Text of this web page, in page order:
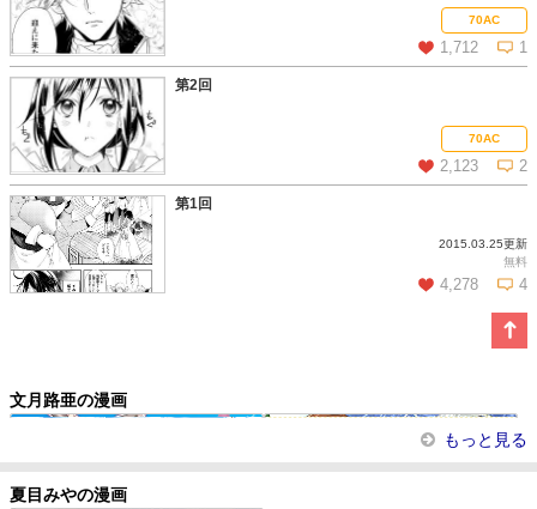
この話を読む コメントを見る70AC
1,712 1
この話を読む コメントを見る
第2回
70AC
2,123 2
この話を読む コメントを見る
第1回
2015.03.25更新
無料
4,278 4
文月路亜の漫画
異世界王子の年上シンデレラ もっと見る
夏目みやの漫画